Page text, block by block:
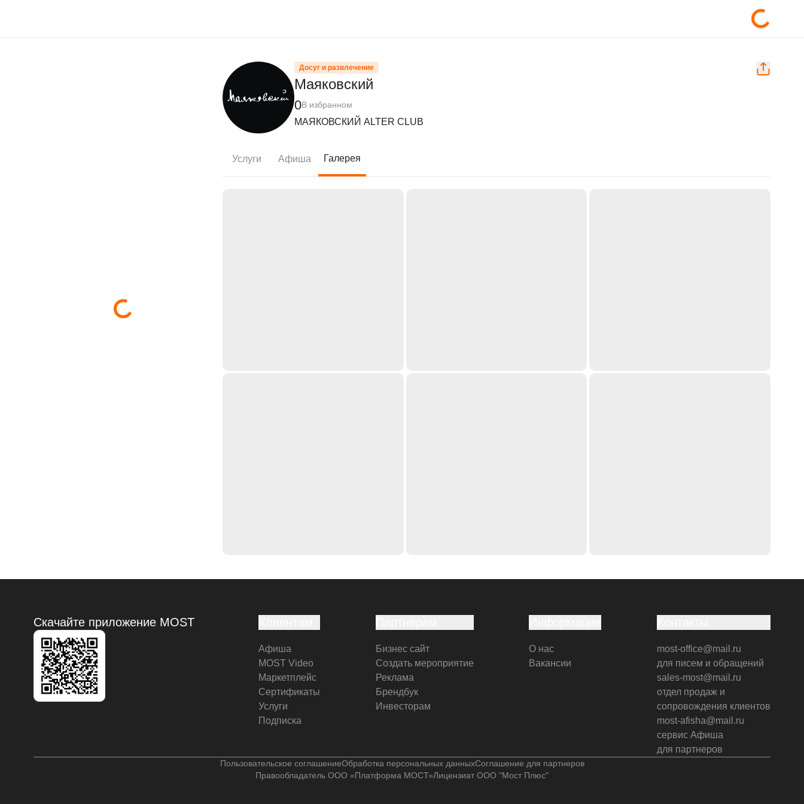
Досуг и развлечение
Маяковский
0В избранном
МАЯКОВСКИЙ ALTER CLUB
Услуги Афиша Галерея
Скачайте приложение MOST
Афиша
MOST Video
Маркетплейс
Сертификаты
Услуги
Подписка
Бизнес сайт
Создать мероприятие
Реклама
Брендбук
Инвесторам
О нас
Вакансии
most-office@mail.ru
для писем и обращений
sales-most@mail.ru
отдел продаж и
сопровождения клиентов
most-afisha@mail.ru
сервис Афиша
для партнеров
Пользовательское соглашениеОбработка персональных данныхСоглашение для партнеров
Правообладатель ООО «Платформа МОСТ»Лицензиат ООО "Мост Плюс"